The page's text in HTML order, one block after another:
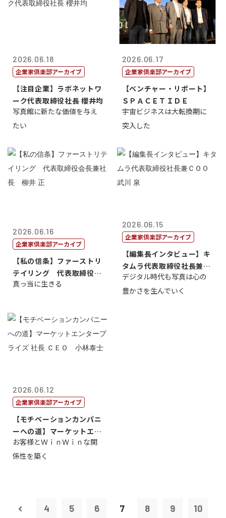
2026.06.18
企業家倶楽部アーカイブ
【注目企業】ラボネットワ
ーク代表取締役社長 櫻井均
写真館に新たな価値を与え
たい
2026.06.17
企業家倶楽部アーカイブ
【ベンチャー・リポート】
ＳＰＡＣＥＴＩＤＥ
宇宙ビジネスは大転換期に
突入した
2026.06.16
企業家倶楽部アーカイブ
【私の信条】ファーストリ
テイリング 代表取締役会
長兼社長 柳...
真っ当に生きる
2026.06.15
企業家倶楽部アーカイブ
【編集長インタビュー】キ
タムラ代表取締役社長兼Ｃ
ＯＯ 武川 ...
デジタル時代も写真は心の
豊かさを生んでいく
2026.06.12
企業家倶楽部アーカイブ
【モチベーションカンパニ
ーへの道】マーケットエン
タープライズ...
お客様とＷｉｎＷｉｎな関
係性を築く
4 5 6 7 8 9 10